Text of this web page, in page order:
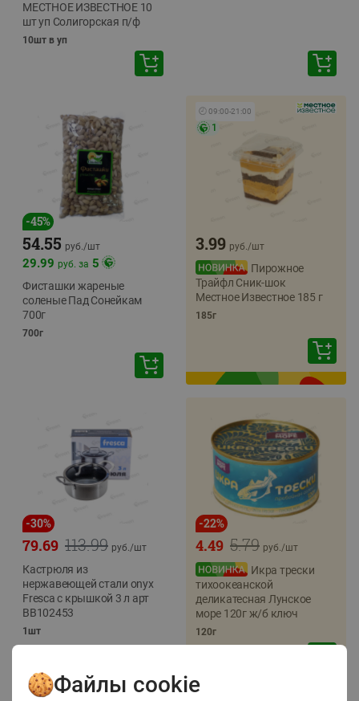
МЕСТНОЕ ИЗВЕСТНОЕ 10
шт уп Солигорская п/ф
10шт в уп
-45%
54.55 руб./шт
29.99 руб. за 5
Фисташки жареные
соленые Пад Сонейкам
700г
700г
🕘 09:00-21:00
1
3.99 руб./шт
Пирожное
Трайфл Сник-шок
Местное Известное 185 г
185г
-30%
113.99
79.69 руб./шт
Кастрюля из
нержавеющей стали onyx
Fresca с крышкой 3 л арт
BB102453
1шт
-22%
5.79
4.49 руб./шт
Икра трески
тихоокеанской
деликатесная Лунское
море 120г ж/б ключ
120г
Файлы cookie